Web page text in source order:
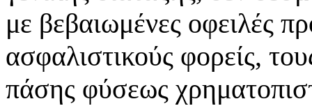
με βεβαιωμένες οφειλές
ασφαλιστικούς φορείς,
πάσης φύσεως